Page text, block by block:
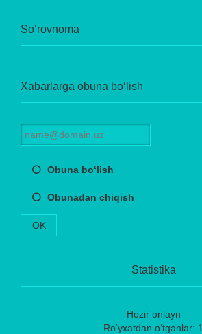
So‘rovnoma
Xabarlarga obuna bo‘lish
Obuna bo‘lish
Obunadan chiqish
OK
Statistika
Hozir onlayn
Ro‘yxatdan o‘tganlar: 1